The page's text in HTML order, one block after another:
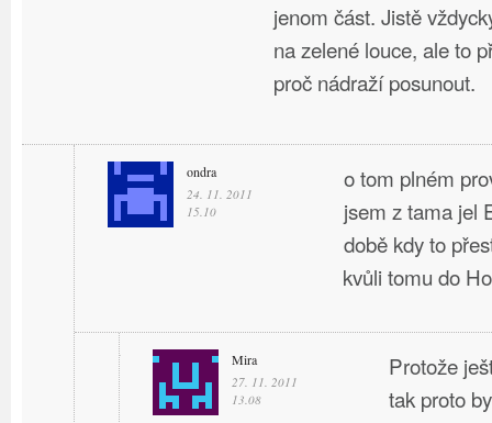
jenom část. Jistě
na zelené louce, ale to
proč nádraží posunout.
ondra
24. 11. 2011
15.10
o tom plném
jsem z tama jel
době kdy to
kvůli tomu do
Mira
27. 11. 2011
13.08
Protože
tak proto